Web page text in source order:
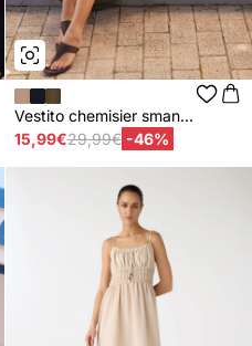
Vestito chemisier sman...
15,99€29,99€ -46%